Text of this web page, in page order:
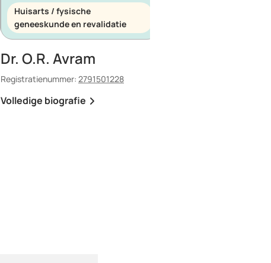
Huisarts / fysische
geneeskunde en revalidatie
Dr. O.R. Avram
Registratienummer: 2791501228
Volledige biografie